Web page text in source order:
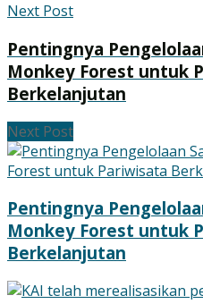
Next Post
Pentingnya
Monkey Forest untuk
Berkelanjutan
Next Post
Pentingnya
Monkey Forest untuk
Berkelanjutan